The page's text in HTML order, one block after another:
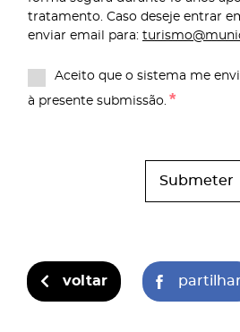
tratamento. Caso deseje entrar
enviar email para:
Aceito que o sistema me
à presente submissão. *
Submeter
voltar partilhar